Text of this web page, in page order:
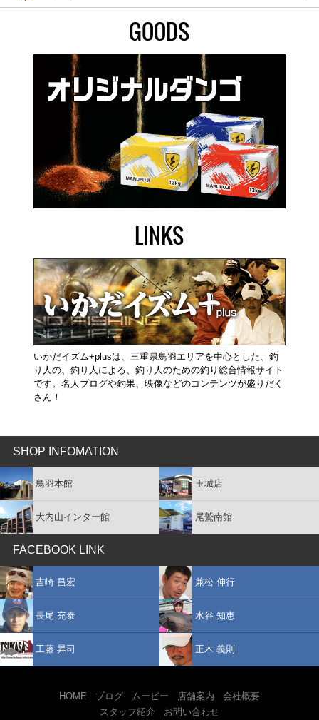
GOODS
LINKS
いかだイズム+plusは、三重県鳥羽エリアを中心とした、釣
り人の、釣り人による、釣り人のための釣り総合情報サイト
です。名人ブログや釣果、映像などのコンテンツが盛りだく
さん！
SHOP INFOMATION
鳥羽本館 玉城店
大内山インター館 尾鷲南館
FACEBOOK LINK
吉崎 昌宏 兼松 伸行
長尾 充泰 水谷 知恵
工藤 昇司 正木 義則
HOME ブログ ムービー 店舗案内
会社概要
スタッフ紹介
お問い合わせ